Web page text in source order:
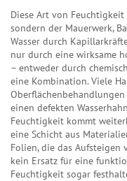
Diese Art von
sondern der Mauerwerk,
Wasser durch
nur durch eine wirksame
– entweder durch
eine Kombination. Viele
einen defekten
Feuchtigkeit kommt
eine Schicht aus
Folien, die das Aufsteigen
kein Ersatz für eine
Feuchtigkeit sogar